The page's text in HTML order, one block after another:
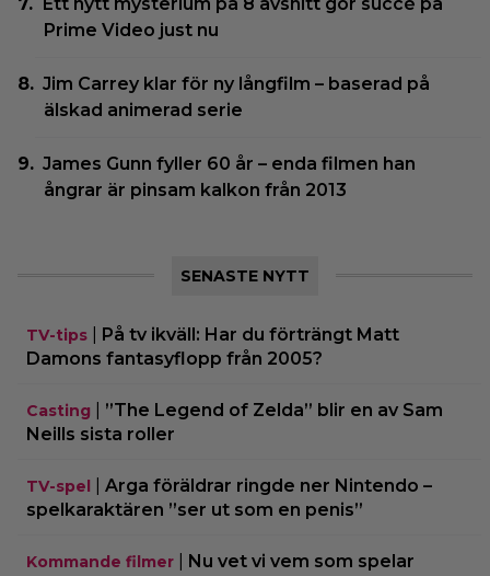
Prime Video just nu
Jim Carrey klar för ny långfilm – baserad på
älskad animerad serie
James Gunn fyller 60 år – enda filmen han
ångrar är pinsam kalkon från 2013
SENASTE NYTT
TV-tips
På tv ikväll: Har du förträngt Matt
Damons fantasyflopp från 2005?
Casting
”The Legend of Zelda” blir en av Sam
Neills sista roller
TV-spel
Arga föräldrar ringde ner Nintendo –
spelkaraktären ”ser ut som en penis”
Kommande filmer
Nu vet vi vem som spelar